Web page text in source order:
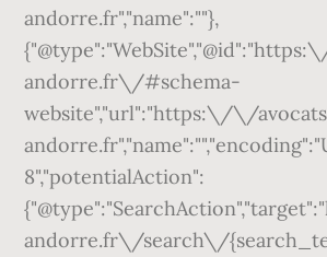
andorre.fr","name":""},
andorre.fr\/#schema-
website","url":"https:\/\/
8","potentialAction":
andorre.fr\/search\/